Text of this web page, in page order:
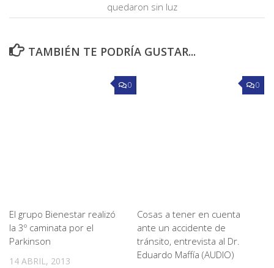
quedaron sin luz
TAMBIÉN TE PODRÍA GUSTAR...
0
El grupo Bienestar realizó
la 3º caminata por el
Parkinson
14 ABRIL, 2013
0
Cosas a tener en cuenta
ante un accidente de
tránsito, entrevista al Dr.
Eduardo Maffía (AUDIO)